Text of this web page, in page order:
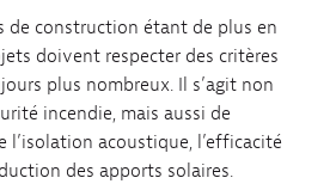
de construction étant de plus en
doivent respecter des critères
plus nombreux. Il s’agit non
incendie, mais aussi de
l’isolation acoustique, l’efficacité
des apports solaires.